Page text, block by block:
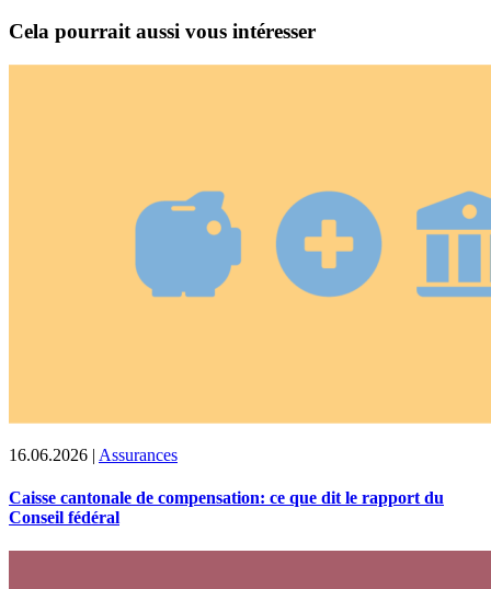
Cela pourrait aussi vous intéresser
16.06.2026 | Assurances
Caisse cantonale de compensation: ce que dit le rapport du
Conseil fédéral